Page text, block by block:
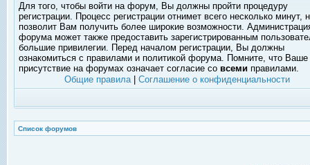
Для того, чтобы войти на форум, Вы должны пройти процедуру
регистрации. Процесс регистрации отнимет всего несколько минут,
позволит Вам получить более широкие возможности.
форума может также предоставить зарегистрированным
большие привилегии. Перед началом регистрации, Вы должны
ознакомиться с правилами и политикой форума. Помните, что Ваше
присутствие на форумах означает согласие со всеми правилами.
Общие правила| Соглашение о конфиденциальности
Список форумов